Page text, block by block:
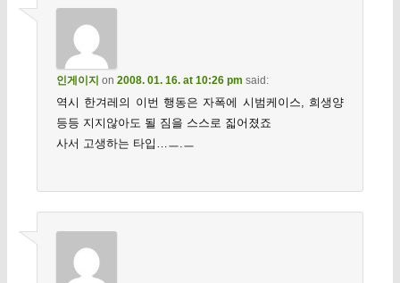
인게이지 on 2008. 01. 16. at 10:26 pm said:
역시 한겨레의 이번 행동은 자폭에 시범케이스, 희생양
등등 지지않아도 될 짐을 스스로 짋어졌죠
사서 고생하는 타입…ㅡ.ㅡ